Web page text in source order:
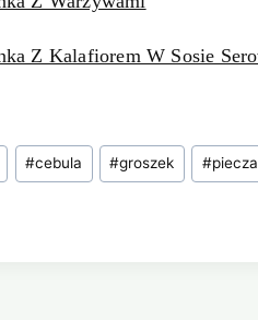
Z Kalafiorem W Sosie
#cebula #groszek #